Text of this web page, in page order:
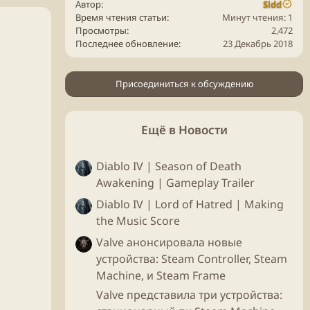
Автор
Sidd
Время чтения статьи
Минут чтения: 1
Просмотры
2,472
Последнее обновление
23 Декабрь 2018
Присоединиться к обсуждению
Ещё в Новости
Diablo IV | Season of Death
Awakening | Gameplay Trailer
Diablo IV | Lord of Hatred | Making
the Music Score
Valve анонсировала новые
устройства: Steam Controller, Steam
Machine, и Steam Frame
Valve представила три устройства: